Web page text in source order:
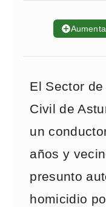
➕
El Sector
Civil de
un
años y
presunto
homicidio